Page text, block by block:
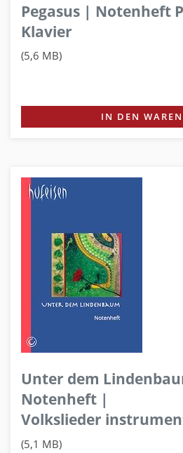
Pegasus | Notenheft
Klavier
(5,6 MB)
IN DEN
Unter dem
Notenheft |
Volkslieder
(5,1 MB)